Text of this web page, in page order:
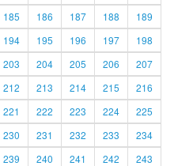
185 186 187 188
189
194 195 196 197
198
203 204 205 206
207
212 213 214 215
216
221 222 223 224
225
230 231 232 233
234
239 240 241 242
243